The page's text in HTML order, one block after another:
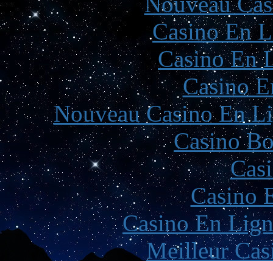
Casino En
Casino En
Casino
Nouveau Casino En
Casino
Casino
Casino En
Meilleur